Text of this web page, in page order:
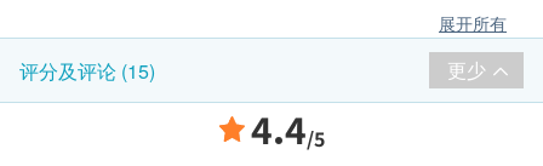
展开所有
评分及评论 (15) 更少
4.4/5